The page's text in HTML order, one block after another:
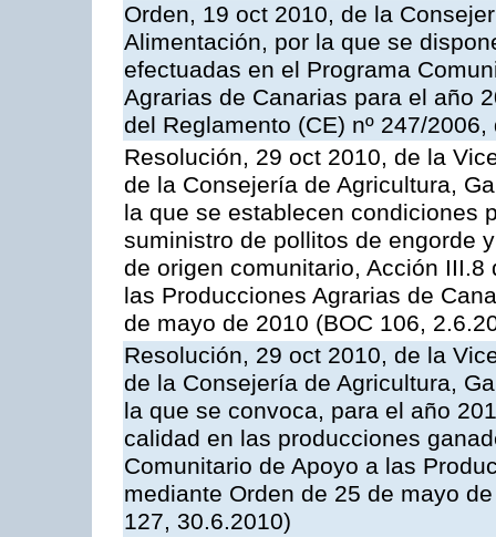
Orden, 19 oct 2010, de la
Alimentación, por la que se
efectuadas en el Programa
Agrarias de Canarias para el año
del Reglamento (CE) nº 247/
Resolución, 29 oct 2010, de la
de la Consejería de Agricultura,
la que se establecen condiciones
suministro de pollitos de engorde
de origen comunitario, Acción
las Producciones Agrarias de
de mayo de 2010 (BOC 106,
Resolución, 29 oct 2010, de la
de la Consejería de Agricultura,
la que se convoca, para el año
calidad en las producciones
Comunitario de Apoyo a las
mediante Orden de 25 de mayo
127, 30.6.2010)